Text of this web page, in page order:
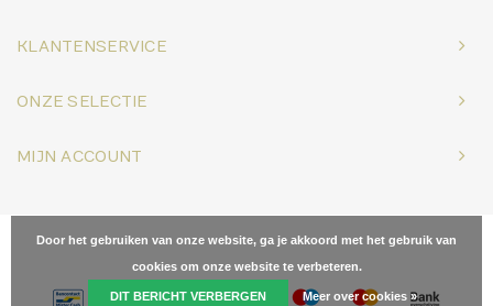
KLANTENSERVICE
ONZE SELECTIE
MIJN ACCOUNT
© Copyright 2026 Wijnblend - Powered byLightspeed- Theme by
Door het gebruiken van onze website, ga je akkoord met het gebruik van
cookies om onze website te verbeteren.
DIT BERICHT VERBERGEN Meer over cookies »